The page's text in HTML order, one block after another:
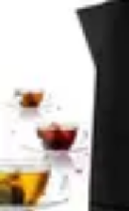
Outils et Équipements
Dépannage plomberie
Plomberie Rapide